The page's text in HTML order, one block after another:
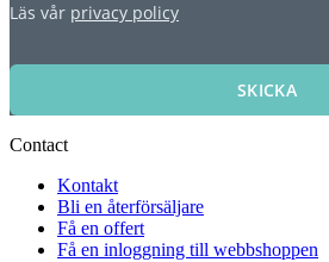
Läs vår privacy policy
SKICKA
Contact
Kontakt
Bli en återförsäljare
Få en offert
Få en inloggning till webbshoppen